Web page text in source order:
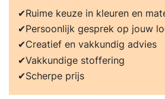
Ruime keuze in kleuren en
Persoonlijk gesprek op jouw
Creatief en vakkundig advies
Vakkundige stoffering
Scherpe prijs